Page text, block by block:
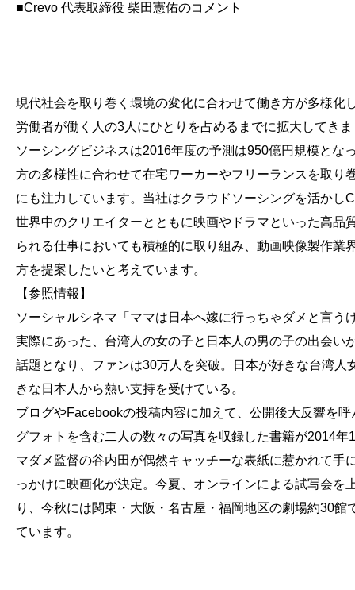
■Crevo 代表取締役 柴田憲佑のコメント
現代社会を取り巻く環境の変化に合わせて働き方が多様化
労働者が働く人の3人にひとりを占めるまでに拡大してき
ソーシングビジネスは2016年度の予測は950億円規模とな
方の多様性に合わせて在宅ワーカーやフリーランスを取り
にも注力しています。当社はクラウドソーシングを活かし
世界中のクリエイターとともに映画やドラマといった高品
られる仕事においても積極的に取り組み、動画映像製作業
方を提案したいと考えています。
【参照情報】
ソーシャルシネマ「ママは日本へ嫁に行っちゃダメと言う
実際にあった、台湾人の女の子と日本人の男の子の出会い
話題となり、ファンは30万人を突破。日本が好きな台湾人
きな日本人から熱い支持を受けている。
ブログやFacebookの投稿内容に加えて、公開後大反響を
グフォトを含む二人の数々の写真を収録した書籍が2014年
マダメ監督の谷内田が偶然キャッチーな表紙に惹かれて手
っかけに映画化が決定。今夏、オンラインによる試写会を
り、今秋には関東・大阪・名古屋・福岡地区の劇場約30館
ています。